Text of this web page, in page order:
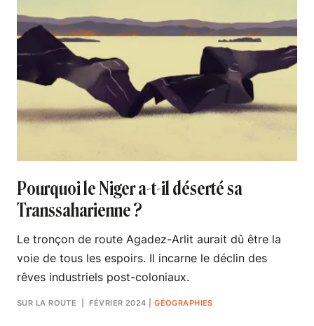
Pourquoi le Niger a-t-il déserté sa
Transsaharienne ?
Le tronçon de route Agadez-Arlit aurait dû être la
voie de tous les espoirs. Il incarne le déclin des
rêves industriels post-coloniaux.
SUR LA ROUTE | FÉVRIER 2024 |GÉOGRAPHIES